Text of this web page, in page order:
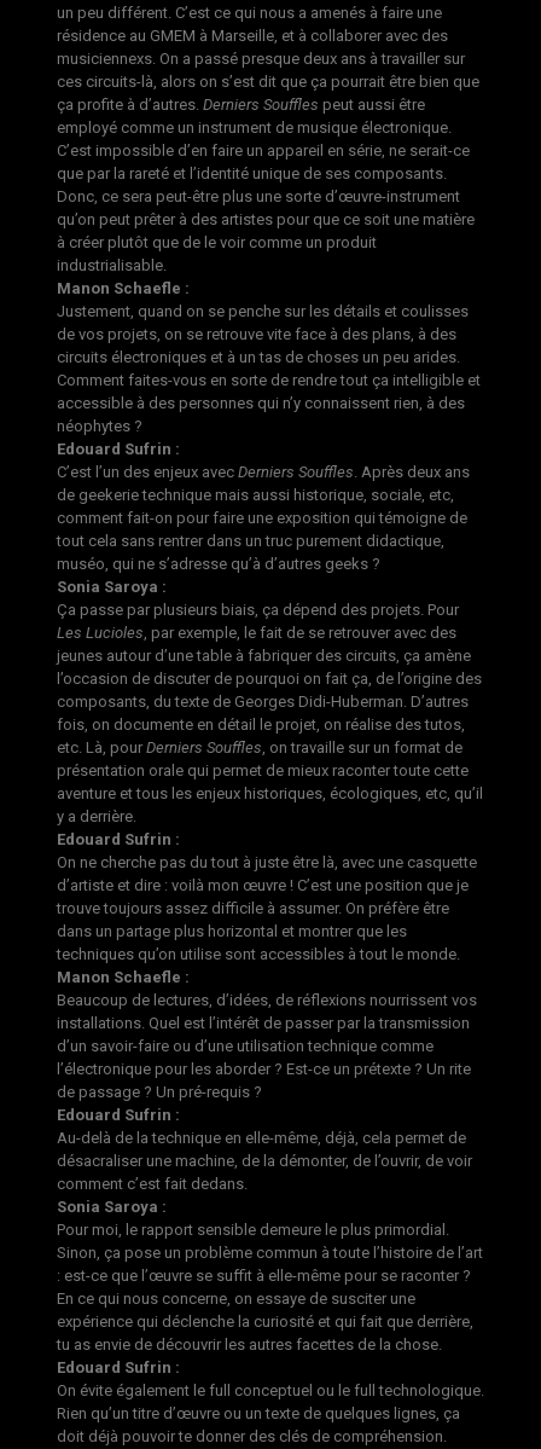
un peu différent. C’est ce qui nous a amenés à faire une
résidence au GMEM à Marseille, et à collaborer avec des
musiciennexs. On a passé presque deux ans à travailler sur
ces circuits-là, alors on s’est dit que ça pourrait être bien que
ça profite à d’autres. Derniers Souffles peut aussi être
employé comme un instrument de musique électronique.
C’est impossible d’en faire un appareil en série, ne serait-ce
que par la rareté et l’identité unique de ses composants.
Donc, ce sera peut-être plus une sorte d’œuvre-instrument
qu’on peut prêter à des artistes pour que ce soit une matière
à créer plutôt que de le voir comme un produit
industrialisable.
Manon Schaefle :
Justement, quand on se penche sur les détails et coulisses
de vos projets, on se retrouve vite face à des plans, à des
circuits électroniques et à un tas de choses un peu arides.
Comment faites-vous en sorte de rendre tout ça intelligible et
accessible à des personnes qui n’y connaissent rien, à des
néophytes ?
Edouard Sufrin :
C’est l’un des enjeux avec Derniers Souffles. Après deux ans
de geekerie technique mais aussi historique, sociale, etc,
comment fait-on pour faire une exposition qui témoigne de
tout cela sans rentrer dans un truc purement didactique,
muséo, qui ne s’adresse qu’à d’autres geeks ?
Sonia Saroya :
Ça passe par plusieurs biais, ça dépend des projets. Pour
Les Lucioles, par exemple, le fait de se retrouver avec des
jeunes autour d’une table à fabriquer des circuits, ça amène
l’occasion de discuter de pourquoi on fait ça, de l’origine des
composants, du texte de Georges Didi-Huberman. D’autres
fois, on documente en détail le projet, on réalise des tutos,
etc. Là, pour Derniers Souffles, on travaille sur un format de
présentation orale qui permet de mieux raconter toute cette
aventure et tous les enjeux historiques, écologiques, etc, qu’il
y a derrière.
Edouard Sufrin :
On ne cherche pas du tout à juste être là, avec une casquette
d’artiste et dire : voilà mon œuvre ! C’est une position que je
trouve toujours assez difficile à assumer. On préfère être
dans un partage plus horizontal et montrer que les
techniques qu’on utilise sont accessibles à tout le monde.
Manon Schaefle :
Beaucoup de lectures, d’idées, de réflexions nourrissent vos
installations. Quel est l’intérêt de passer par la transmission
d’un savoir-faire ou d’une utilisation technique comme
l’électronique pour les aborder ? Est-ce un prétexte ? Un rite
de passage ? Un pré-requis ?
Edouard Sufrin :
Au-delà de la technique en elle-même, déjà, cela permet de
désacraliser une machine, de la démonter, de l’ouvrir, de voir
comment c’est fait dedans.
Sonia Saroya :
Pour moi, le rapport sensible demeure le plus primordial.
Sinon, ça pose un problème commun à toute l’histoire de l’art
: est-ce que l’œuvre se suffit à elle-même pour se raconter ?
En ce qui nous concerne, on essaye de susciter une
expérience qui déclenche la curiosité et qui fait que derrière,
tu as envie de découvrir les autres facettes de la chose.
Edouard Sufrin :
On évite également le full conceptuel ou le full technologique.
Rien qu’un titre d’œuvre ou un texte de quelques lignes, ça
doit déjà pouvoir te donner des clés de compréhension.